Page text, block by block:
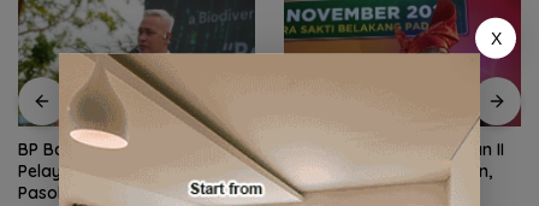
BP Batam Optimalkan
Pelayanan Air Bersih,
Pasokan Kawasan NDP dari
Ekonomi Kepri di Triwulan II
2026 Tumbuh 6,99 Persen,
Tertinggi di Sumatera
X